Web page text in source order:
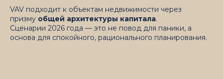
VAV подходит к объектам недвижимости через
призму общей архитектуры капитала.
Сценарии 2026 года — это не повод для паники, а
основа для спокойного, рационального планирования.